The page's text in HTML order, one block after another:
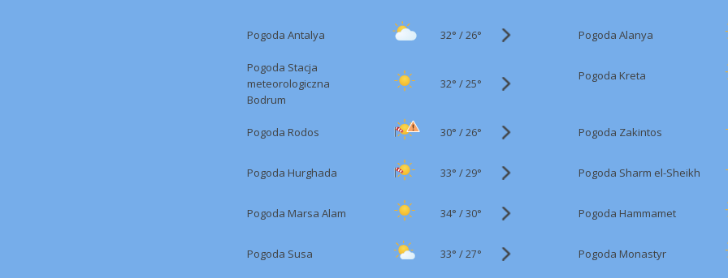
Pogoda Antalya 32° /26° Pogoda Alanya
Pogoda Stacja
meteorologiczna
Bodrum
32° /25°
Pogoda Kreta
Pogoda Rodos 30° /26° Pogoda Zakintos
Pogoda Hurghada 33° /29° Pogoda Sharm el-Sheikh
Pogoda Marsa Alam 34° /30° Pogoda Hammamet
Pogoda Susa 33° /27° Pogoda Monastyr